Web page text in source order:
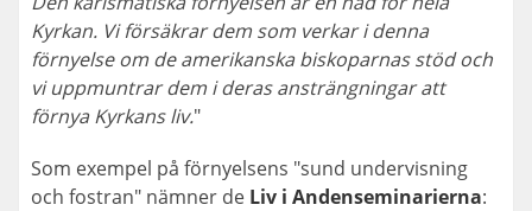
Kyrkan. Vi försäkrar dem som verkar i denna
förnyelse om de amerikanska biskoparnas stöd och
vi uppmuntrar dem i deras ansträngningar att
förnya Kyrkans liv."
Som exempel på förnyelsens "sund undervisning
och fostran" nämner de Liv i Andenseminarierna: